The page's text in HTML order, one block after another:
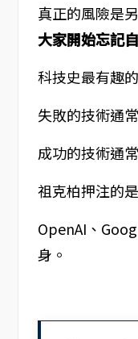
真正的風險是
大家開始忘記
科技史最有趣
失敗的技術通
成功的技術通
祖克柏押注的
OpenAI、
身。